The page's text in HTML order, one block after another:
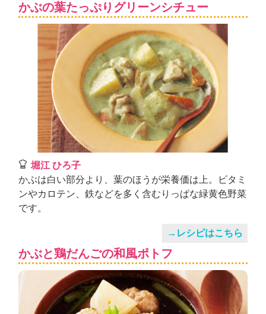
かぶの葉たっぷりグリーンシチュー
堀江 ひろ子
かぶは白い部分より、葉のほうが栄養価は上。ビタミ
ンやカロテン、鉄などを多く含むりっぱな緑黄色野菜
です。
→レシピはこちら
かぶと鶏だんごの和風ポトフ